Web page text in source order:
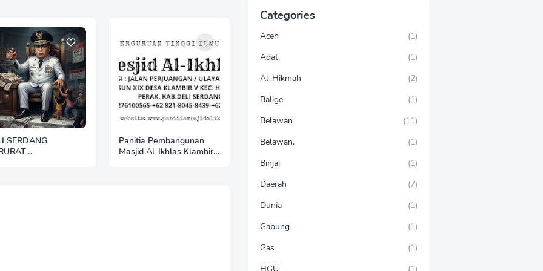
SERDANG
Panitia Pembangunan
Masjid Al-Ikhlas Klambir
Categories
Aceh
(1)
Adat
(1)
Al-Hikmah
(2)
Balige
(1)
Belawan
(11)
Belawan.
(1)
Binjai
(1)
Daerah
(7)
Dunia
(1)
Gabung
(1)
Gas
(1)